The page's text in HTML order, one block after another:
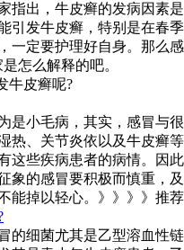
指出，牛皮癣的发病因素是
引发牛皮癣，特别是在春季
一定要护理好自身。那么感
怎么解释的吧。
是小毛病，其实，感冒与很
热、关节炎依以及牛皮癣等
这些疾病患者的病情。因此
象的感冒要积极而慎重，及
能掉以轻心。》》》》推荐
的细菌尤其是乙型溶血性链